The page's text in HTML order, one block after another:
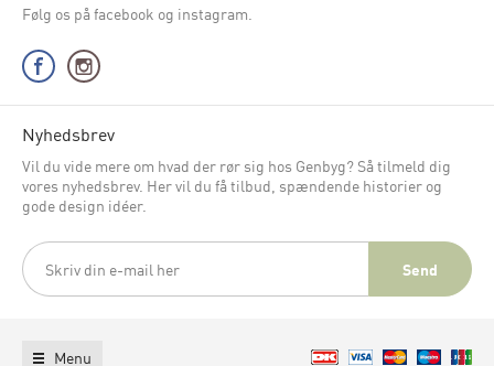
Følg os på facebook og instagram.
Nyhedsbrev
Vil du vide mere om hvad der rør sig hos Genbyg? Så tilmeld dig
vores nyhedsbrev. Her vil du få tilbud, spændende historier og
gode design idéer.
Menu